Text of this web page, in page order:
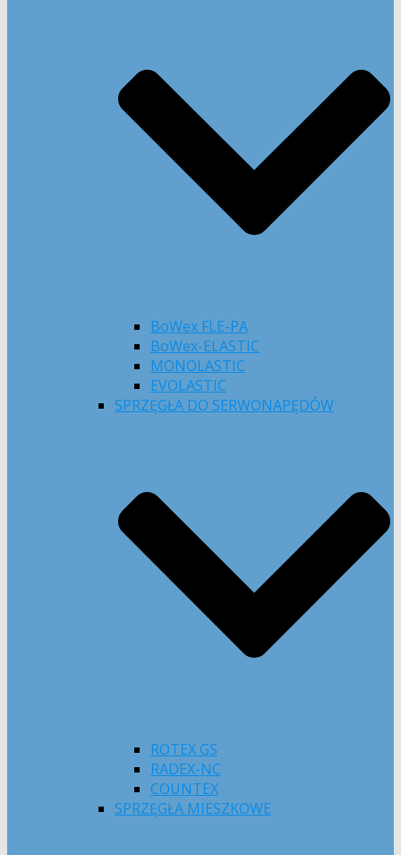
BoWex FLE-PA
BoWex-ELASTIC
MONOLASTIC
EVOLASTIC
SPRZĘGŁA DO SERWONAPĘDÓW
ROTEX GS
RADEX-NC
COUNTEX
SPRZĘGŁA MIESZKOWE